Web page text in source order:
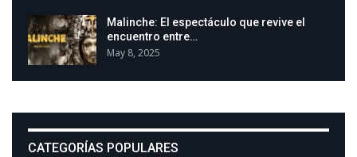
Malinche: El espectáculo que revive el
encuentro entre…
May 8, 2025
CATEGORÍAS POPULARES